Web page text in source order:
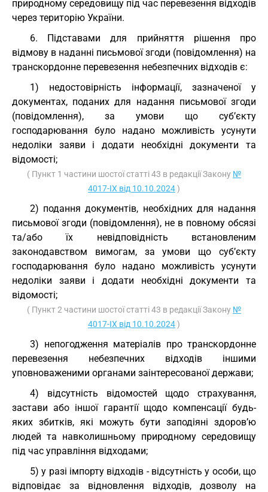
природному середовищу під час перевезення відходів
через територію України.
6. Підставами для прийняття рішення про
відмову в наданні письмової згоди (повідомлення) на
транскордонне перевезення небезпечних відходів є:
1) недостовірність інформації, зазначеної у
документах, поданих для надання письмової згоди
(повідомлення), за умови що суб’єкту
господарювання було надано можливість усунути
недоліки заяви і додати необхідні документи та
відомості;
( Пункт 1 частини шостої статті 43 в редакції Закону №
4017-IX від 10.10.2024)
2) подання документів, необхідних для надання
письмової згоди (повідомлення), не в повному обсязі
та/або їх невідповідність встановленим
законодавством вимогам, за умови що суб’єкту
господарювання було надано можливість усунути
недоліки заяви і додати необхідні документи та
відомості;
( Пункт 2 частини шостої статті 43 в редакції Закону №
4017-IX від 10.10.2024)
3) непогодження матеріалів про транскордонне
перевезення небезпечних відходів іншими
уповноваженими органами заінтересованої держави;
4) відсутність відомостей щодо страхування,
застави або іншої гарантії щодо компенсації будь-
яких збитків, які можуть бути заподіяні здоров’ю
людей та навколишньому природному середовищу
під час управління відходами;
5) у разі імпорту відходів - відсутність у особи, що
відповідає за відновлення відходів, дозволу на